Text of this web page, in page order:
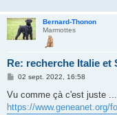
Bernard-Thonon
Marmottes
Re: recherche Italie et
M
s
a
02 sept. 2022, 16:58
Vu comme çà c'est juste ...
https://www.geneanet.org/